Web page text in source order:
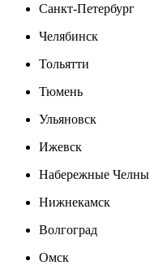
Санкт-Петербург
Челябинск
Тольятти
Тюмень
Ульяновск
Ижевск
Набережные Челны
Нижнекамск
Волгоград
Омск